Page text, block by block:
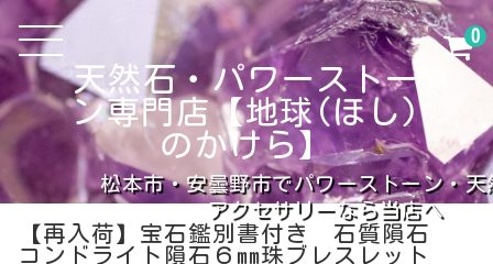
天然石・パワーストー
ン専門店【地球(ほし)
のかけら】
松本市・安曇野市でパワーストーン・天
アクセサリーなら当店へ
0
【再入荷】宝石鑑別書付き 石質隕石
コンドライト隕石６mm珠ブレスレット